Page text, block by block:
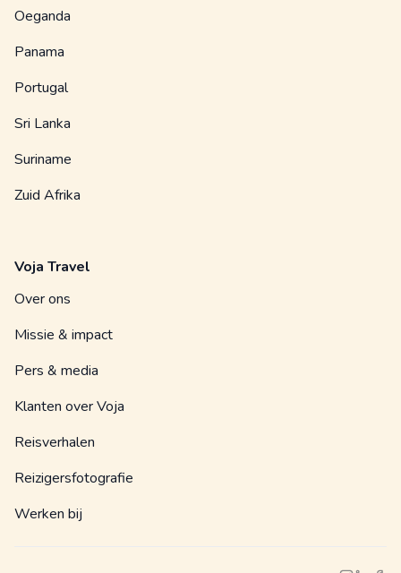
Oeganda
Panama
Portugal
Sri Lanka
Suriname
Zuid Afrika
Voja Travel
Over ons
Missie & impact
Pers & media
Klanten over Voja
Reisverhalen
Reizigersfotografie
Werken bij